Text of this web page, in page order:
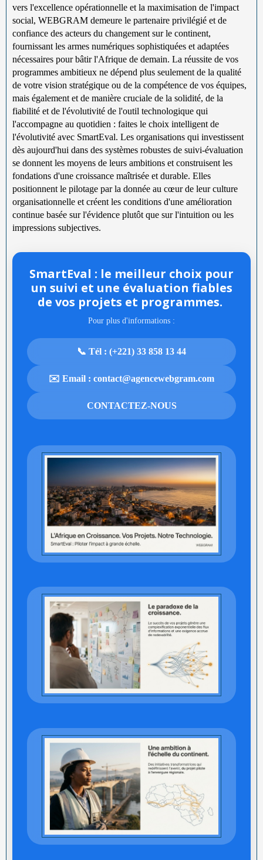
vers l'excellence opérationnelle et la maximisation de l'impact
social, WEBGRAM demeure le partenaire privilégié et de
confiance des acteurs du changement sur le continent,
fournissant les armes numériques sophistiquées et adaptées
nécessaires pour bâtir l'Afrique de demain. La réussite de vos
programmes ambitieux ne dépend plus seulement de la qualité
de votre vision stratégique ou de la compétence de vos équipes,
mais également et de manière cruciale de la solidité, de la
fiabilité et de l'évolutivité de l'outil technologique qui
l'accompagne au quotidien : faites le choix intelligent de
l'évolutivité avec SmartEval. Les organisations qui investissent
dès aujourd'hui dans des systèmes robustes de suivi-évaluation
se donnent les moyens de leurs ambitions et construisent les
fondations d'une croissance maîtrisée et durable. Elles
positionnent le pilotage par la donnée au cœur de leur culture
organisationnelle et créent les conditions d'une amélioration
continue basée sur l'évidence plutôt que sur l'intuition ou les
impressions subjectives.
SmartEval : le meilleur choix pour
un suivi et une évaluation fiables
de vos projets et programmes.
Pour plus d'informations :
📞 Tél : (+221) 33 858 13 44
✉️ Email : contact@agencewebgram.com
CONTACTEZ-NOUS